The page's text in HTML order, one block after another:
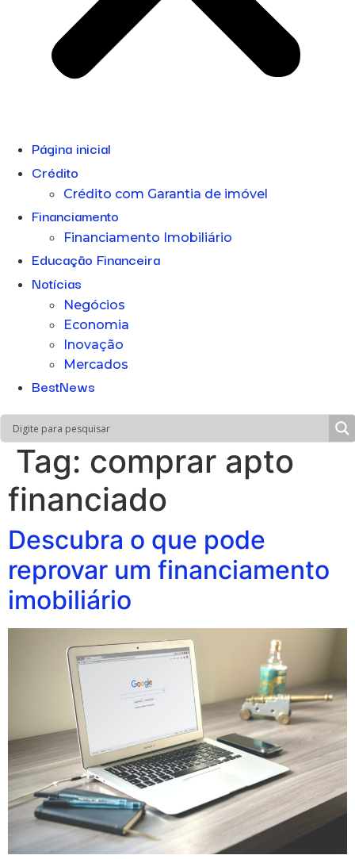
Página inicial
Crédito
Crédito com Garantia de imóvel
Financiamento
Financiamento Imobiliário
Educação Financeira
Notícias
Negócios
Economia
Inovação
Mercados
BestNews
Tag: comprar apto
financiado
Descubra o que pode
reprovar um financiamento
imobiliário